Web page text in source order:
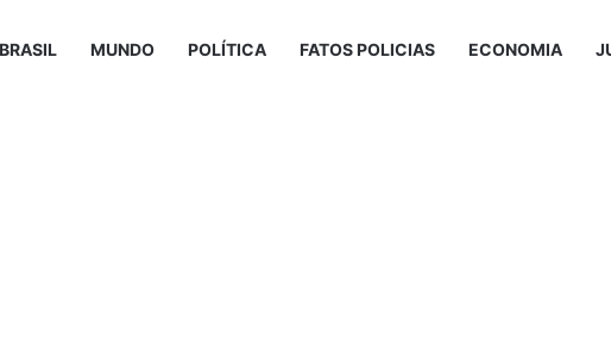
BRASIL MUNDO POLÍTICA FATOS POLICIAS ECONOMIA